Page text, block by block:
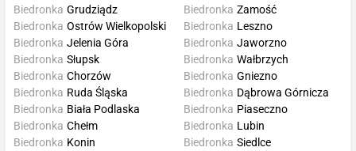
Biedronka Grudziądz
Biedronka Zamość
Biedronka Ostrów Wielkopolski
Biedronka Jelenia Góra
Biedronka Słupsk
Biedronka Chorzów
Biedronka Leszno
Biedronka Jaworzno
Biedronka Wałbrzych
Biedronka Gniezno
Biedronka Ruda Śląska
Biedronka Biała Podlaska
Biedronka Chełm
Biedronka Konin
Biedronka Dąbrowa Górnicza
Biedronka Piaseczno
Biedronka Lubin
Biedronka Siedlce